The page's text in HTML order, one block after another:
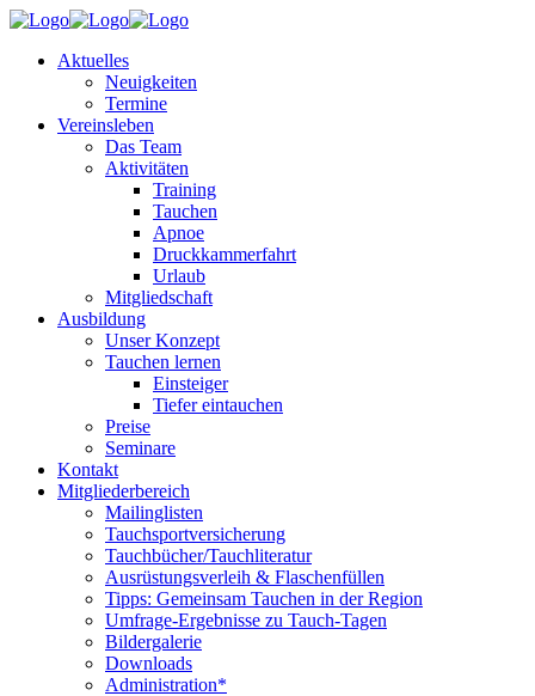
Aktuelles
Neuigkeiten
Termine
Vereinsleben
Das Team
Aktivitäten
Training
Tauchen
Apnoe
Druckkammerfahrt
Urlaub
Mitgliedschaft
Ausbildung
Unser Konzept
Tauchen lernen
Einsteiger
Tiefer eintauchen
Preise
Seminare
Kontakt
Mitgliederbereich
Mailinglisten
Tauchsportversicherung
Tauchbücher/Tauchliteratur
Ausrüstungsverleih & Flaschenfüllen
Tipps: Gemeinsam Tauchen in der Region
Umfrage-Ergebnisse zu Tauch-Tagen
Bildergalerie
Downloads
Administration*